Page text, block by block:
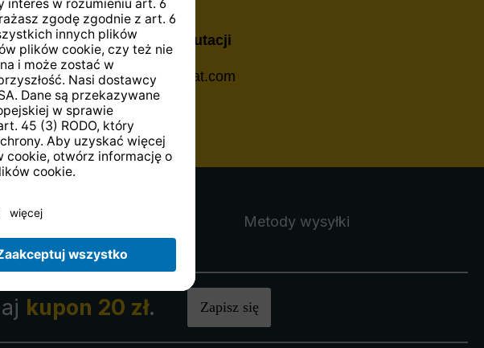
TechniSat - Dział Rekrutacji
rekrutacja@technisat.com
Metody wysyłki
kupon 20 zł. Zapisz się